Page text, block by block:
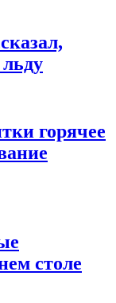
горячее
столе